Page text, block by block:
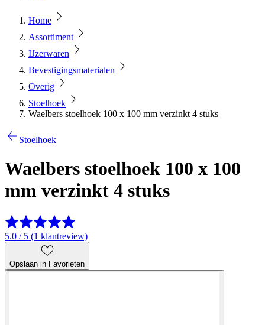
Home
Assortiment
IJzerwaren
Bevestigingsmaterialen
Overig
Stoelhoek
Waelbers stoelhoek 100 x 100 mm verzinkt 4 stuks
Stoelhoek
Waelbers stoelhoek 100 x 100
mm verzinkt 4 stuks
5.0 / 5 (1 klantreview)
Opslaan in Favorieten